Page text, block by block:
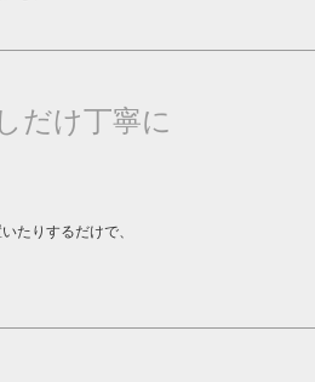
だけ丁寧に
たりするだけで、